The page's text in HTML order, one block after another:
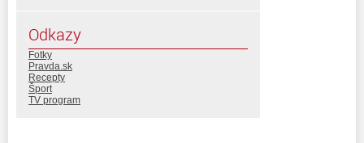
Odkazy
Fotky
Pravda.sk
Recepty
Šport
TV program